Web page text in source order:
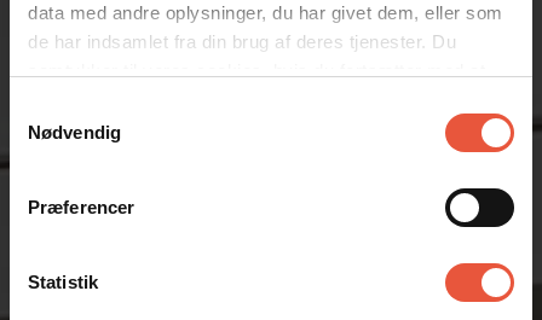
data med andre oplysninger, du har givet dem, eller som
de har indsamlet fra din brug af deres tjenester. Du
Nødvendig
Præferencer
Statistik